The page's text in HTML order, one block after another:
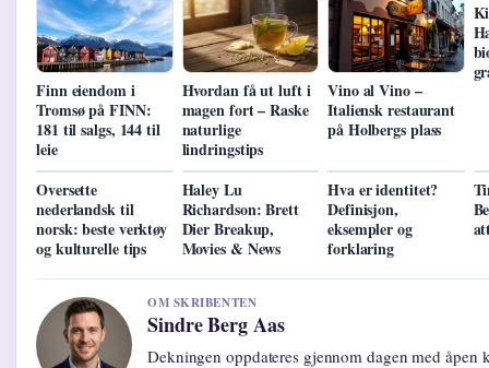
Finn eiendom i
Tromsø på FINN:
181 til salgs, 144 til
leie
Hvordan få ut luft i
magen fort – Raske
naturlige
lindringstips
Vino al Vino –
Italiensk restaurant
på Holbergs plass
Oversette
nederlandsk til
norsk: beste verktøy
og kulturelle tips
Haley Lu
Richardson: Brett
Dier Breakup,
Movies & News
Hva er identitet?
Definisjon,
eksempler og
forklaring
OM SKRIBENTEN
Sindre Berg Aas
Dekningen oppdateres gjennom dagen med åpen